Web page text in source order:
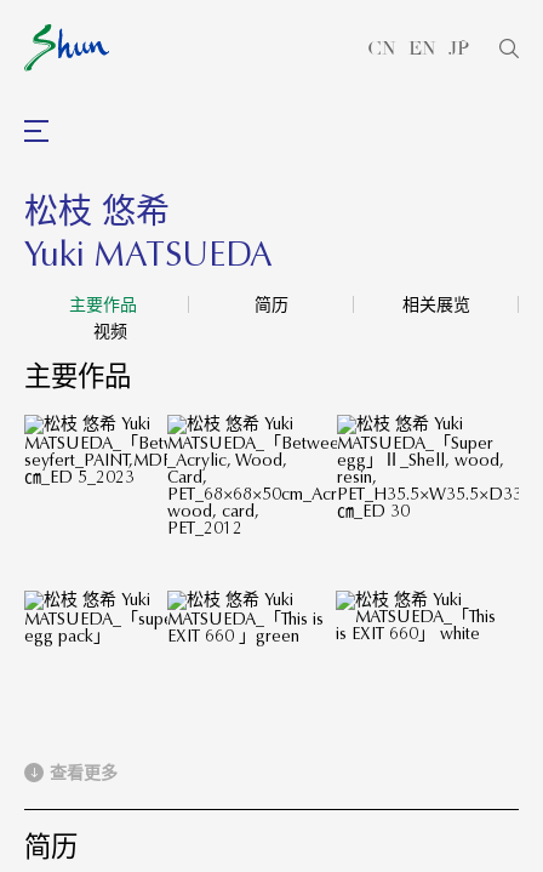
CN EN JP
松枝 悠希
Yuki MATSUEDA
主要作品 简历
相关展览
视频
主要作品
查看更多
简历